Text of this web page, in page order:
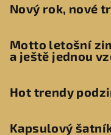
Nový rok, nové
Motto letošní
a ještě jednou
Hot trendy
Kapsulový